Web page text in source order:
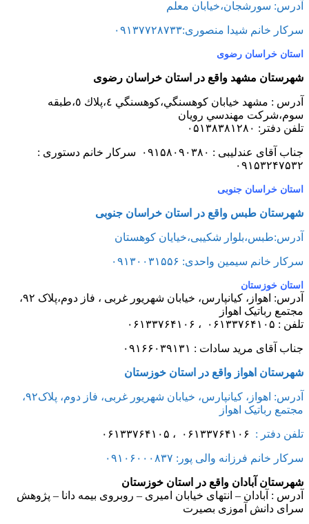
آدرس: سورشجان،خیابان معلم
سرکار خانم شیدا منصوری:۰۹۱۳۷۷۲۸۷۳۳
استان خراسان رضوی
شهرستان مشهد واقع در استان خراسان رضوی
آدرس : مشهد خيابان كوهسنگي،كوهسنگي ٤،پلاك ٥،طبقه
سوم،شركت مهندسي رويان
تلفن دفتر: ۰۵۱۳۸۳۸۱۲۸۰
جناب آقای عندلیبی : ۰۹۱۵۸۰۹۰۳۸۰ سرکار خانم دستوری :
۰۹۱۵۳۲۴۷۵۳۲
استان خراسان جنوبی
شهرستان طبس واقع در استان خراسان جنوبی
آدرس:طبس،بلوار شکیبی،خیایان کوهستان
سرکار خانم سیمین واحدی: ۰۹۱۳۰۰۳۱۵۵۶
استان خوزستان
آدرس: اهواز، کیانپارس، خیابان شهریور غربی ، فاز دوم،پلاک ۹۲،
مجتمع رباتیک اهواز
تلفن : ۰۶۱۳۳۷۶۴۱۰۵ ، ۰۶۱۳۳۷۶۴۱۰۶
جناب آقای مريد سادات : ۰۹۱۶۶۰۳۹۱۳۱
شهرستان اهواز واقع در استان خوزستان
آدرس: اهواز، کیانپارس، خیابان شهریور غربی، فاز دوم، پلاک۹۲،
مجتمع رباتیک اهواز
تلفن دفتر : ۰۶۱۳۳۷۶۴۱۰۶ ، ۰۶۱۳۳۷۶۴۱۰۵
سرکار خانم فرزانه والی پور: ۰۹۱۰۶۰۰۰۸۳۷
شهرستان آبادان واقع در استان خوزستان
آدرس : آبادان – انتهای خیابان امیری – روبروی بیمه دانا – پژوهش
سرای دانش آموزی بصیرت